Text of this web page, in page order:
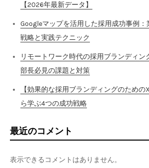
【2026年最新データ】
Googleマップを活用した採用成功事例
戦略と実践テクニック
リモートワーク時代の採用ブランディン
部長必見の課題と対策
【効果的な採用ブランディングのため
ら学ぶ4つの成功戦略
最近のコメント
表示できるコメントはありません。